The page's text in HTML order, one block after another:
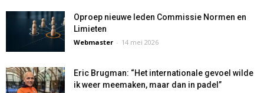
Oproep nieuwe leden Commissie Normen en
Limieten
Webmaster - 14 mei 2026
Eric Brugman: “Het internationale gevoel wilde
ik weer meemaken, maar dan in padel”